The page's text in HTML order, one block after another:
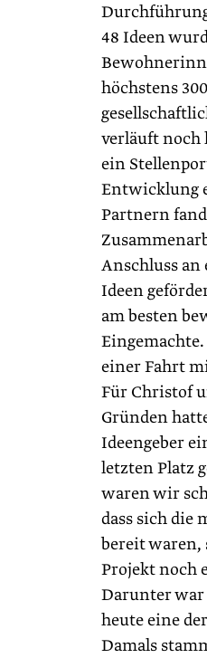
48 Ideen
höchstens
verläuft noch
ein
Entwicklung
Partnern
Anschluss an
Ideen
am besten
einer Fahrt
Für Christof
Gründen
Ideengeber
letzten Platz
waren wir
dass sich die
bereit waren,
Projekt noch
Darunter war
heute eine
Damals